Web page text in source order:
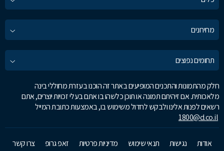
מחירונים
תחומים נפוצים
חלק מהתמונות והתכנים המופיעים באתר זה הוכנו בעזרת מחוללי בינה
מלאכותית. אם זיהיתם תמונה או תוכן כלשהו בו אתם בעלי זכויות יוצרים, אתם
רשאים לפנות אלינו ולבקש לחדול משימוש בו, באמצעות כתובת המייל
1800@d.co.il
אודות נגישות תנאי שימוש מדיניות פרטיות זאפ גרופ צרו קשר